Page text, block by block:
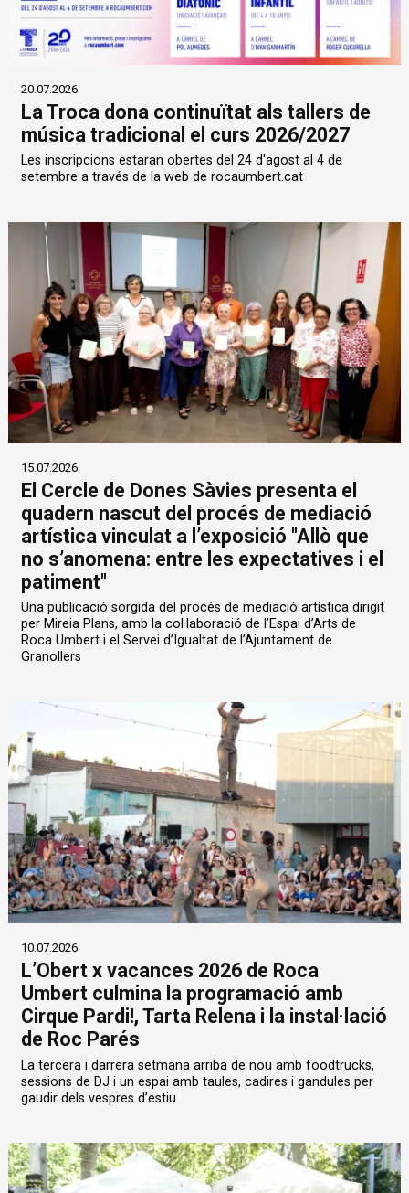
20.07.2026
La Troca dona continuïtat als tallers de
música tradicional el curs 2026/2027
Les inscripcions estaran obertes del 24 d'agost al 4 de
setembre a través de la web de rocaumbert.cat
15.07.2026
El Cercle de Dones Sàvies presenta el
quadern nascut del procés de mediació
artística vinculat a l’exposició "Allò que
no s’anomena: entre les expectatives i el
patiment"
Una publicació sorgida del procés de mediació artística dirigit
per Mireia Plans, amb la col·laboració de l’Espai d’Arts de
Roca Umbert i el Servei d’Igualtat de l’Ajuntament de
Granollers
10.07.2026
L’Obert x vacances 2026 de Roca
Umbert culmina la programació amb
Cirque Pardi!, Tarta Relena i la instal·lació
de Roc Parés
La tercera i darrera setmana arriba de nou amb foodtrucks,
sessions de DJ i un espai amb taules, cadires i gandules per
gaudir dels vespres d’estiu